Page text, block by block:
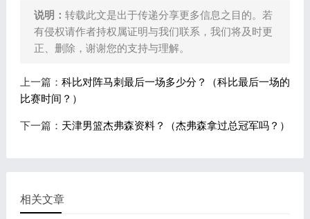
说明： 转载此文是出于传递分享更多信息之目的。若
有侵权请作者持权属证明与我们联系，我们将及时更
正、删除，谢谢您的支持与理解。
上一篇： 科比对阵马刺最后一场多少分？（科比最后一场的
比赛时间？）
下一篇： 天津男篮杰弗森资料？（杰弗森拿过总冠军吗？）
相关文章